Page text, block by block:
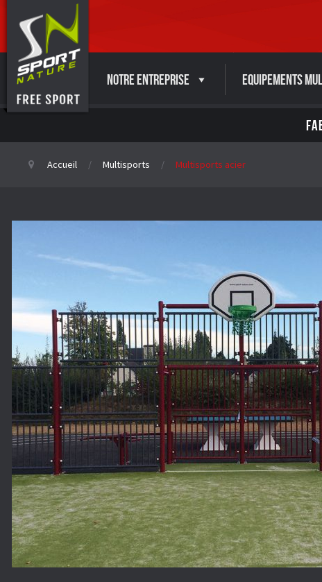
Notre entreprise Equipements
Accueil Multisports Multisports acier